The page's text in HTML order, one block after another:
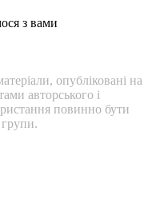
з вами
опубліковані на
авторського і
повинно бути